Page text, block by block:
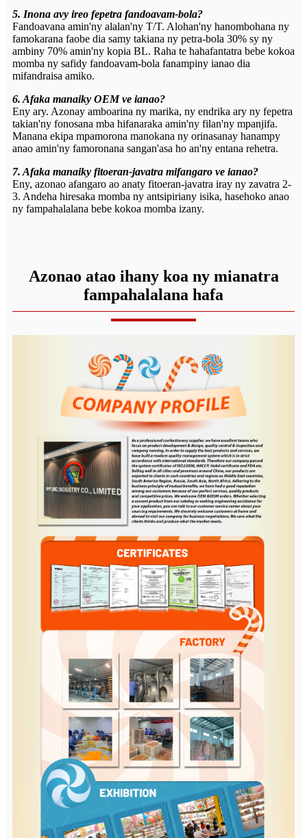
5. Inona avy ireo fepetra fandoavam-bola?
Fandoavana amin'ny alalan'ny T/T. Alohan'ny hanombohana ny
famokarana faobe dia samy takiana ny petra-bola 30% sy ny
ambiny 70% amin'ny kopia BL. Raha te hahafantatra bebe kokoa
momba ny safidy fandoavam-bola fanampiny ianao dia
mifandraisa amiko.
6. Afaka manaiky OEM ve ianao?
Eny ary. Azonay amboarina ny marika, ny endrika ary ny fepetra
takian'ny fonosana mba hifanaraka amin'ny filan'ny mpanjifa.
Manana ekipa mpamorona manokana ny orinasanay hanampy
anao amin'ny famoronana sangan'asa ho an'ny entana rehetra.
7. Afaka manaiky fitoeran-javatra mifangaro ve ianao?
Eny, azonao afangaro ao anaty fitoeran-javatra iray ny zavatra 2-
3. Andeha hiresaka momba ny antsipiriany isika, hasehoko anao
ny fampahalalana bebe kokoa momba izany.
Azonao atao ihany koa ny mianatra
fampahalalana hafa